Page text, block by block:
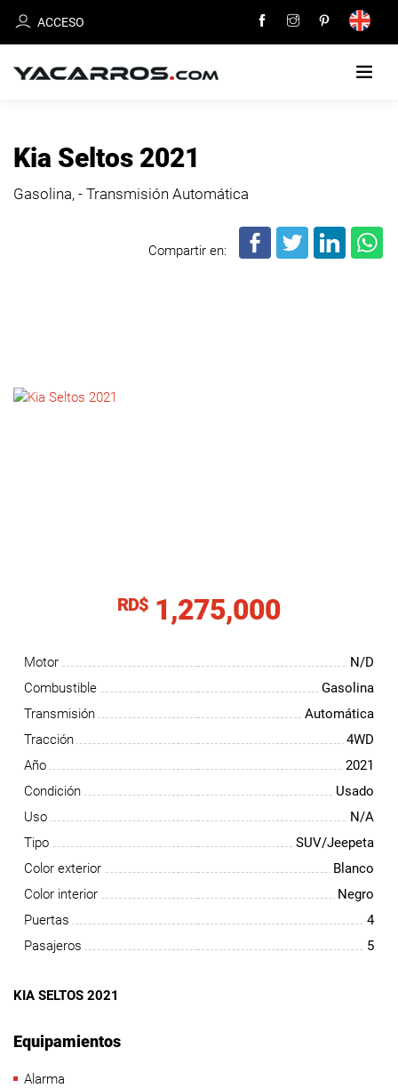
ACCESO
EN
NOTICIAS
Kia Seltos 2021
Gasolina, - Transmisión Automática
Compartir en:
RD$ 1,275,000
Motor
N/D
Combustible
Gasolina
Transmisión
Automática
Tracción
4WD
Año
2021
Condición
Usado
Uso
N/A
Tipo
SUV/Jeepeta
Color exterior
Blanco
Color interior
Negro
Puertas
4
Pasajeros
5
KIA SELTOS 2021
Equipamientos
Alarma